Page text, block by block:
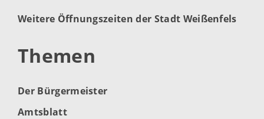
Weitere Öffnungszeiten der Stadt Weißenfels
Themen
Der Bürgermeister
Amtsblatt